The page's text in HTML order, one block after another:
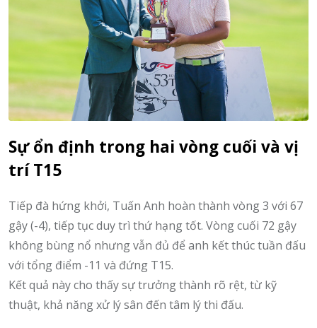
Sự ổn định trong hai vòng cuối và vị
trí T15
Tiếp đà hứng khởi, Tuấn Anh hoàn thành vòng 3 với 67
gậy (-4), tiếp tục duy trì thứ hạng tốt. Vòng cuối 72 gậy
không bùng nổ nhưng vẫn đủ để anh kết thúc tuần đấu
với tổng điểm -11 và đứng T15.
Kết quả này cho thấy sự trưởng thành rõ rệt, từ kỹ
thuật, khả năng xử lý sân đến tâm lý thi đấu.